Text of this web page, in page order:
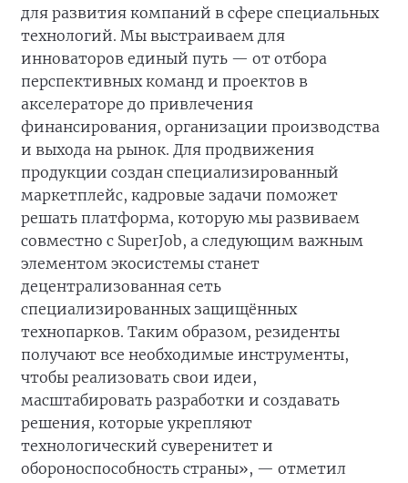
для развития компаний в сфере специальных
технологий. Мы выстраиваем для
инноваторов единый путь — от отбора
перспективных команд и проектов в
акселераторе до привлечения
финансирования, организации производства
и выхода на рынок. Для продвижения
продукции создан специализированный
маркетплейс, кадровые задачи поможет
решать платформа, которую мы развиваем
совместно с SuperJob, а следующим важным
элементом экосистемы станет
децентрализованная сеть
специализированных защищённых
технопарков. Таким образом, резиденты
получают все необходимые инструменты,
чтобы реализовать свои идеи,
масштабировать разработки и создавать
решения, которые укрепляют
технологический суверенитет и
обороноспособность страны», — отметил